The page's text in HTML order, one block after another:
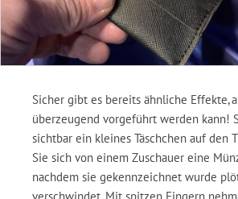
Sicher gibt es bereits ähnliche Effekte,
überzeugend vorgeführt werden kann!
sichtbar ein kleines Täschchen auf den
Sie sich von einem Zuschauer eine
nachdem sie gekennzeichnet wurde